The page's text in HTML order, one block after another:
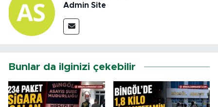
Admin Site
Bunlar da ilginizi çekebilir